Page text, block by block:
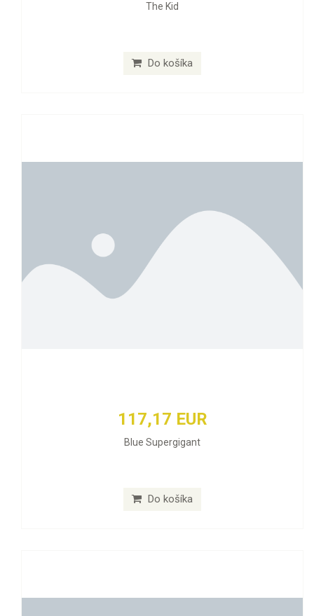
The Kid
Do košíka
117,17 EUR
Blue Supergigant
Do košíka